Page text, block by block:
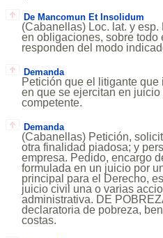
De Mancomun Et Insolidum
(Cabanellas) Loc. lat. y
en obligaciones, sobre
responden del modo
Demanda
Petición que el litigante
en que se ejercitan en
competente.
Demanda
(Cabanellas) Petición,
otra finalidad piadosa; y
empresa. Pedido, encargo
formulada en un juicio por
principal para el Derecho,
juicio civil una o varias
administrativa. DE
declaratoria de pobreza,
costas.